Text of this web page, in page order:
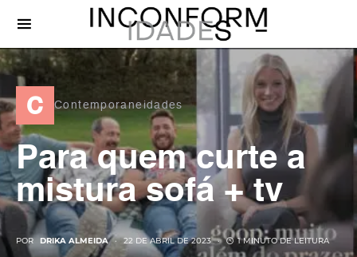
c Contemporaneidades
Para quem curte a
mistura sofá + tv
POR DRIKA ALMEIDA 22 DE ABRIL DE 2023 1 MINUTO DE LEITURA